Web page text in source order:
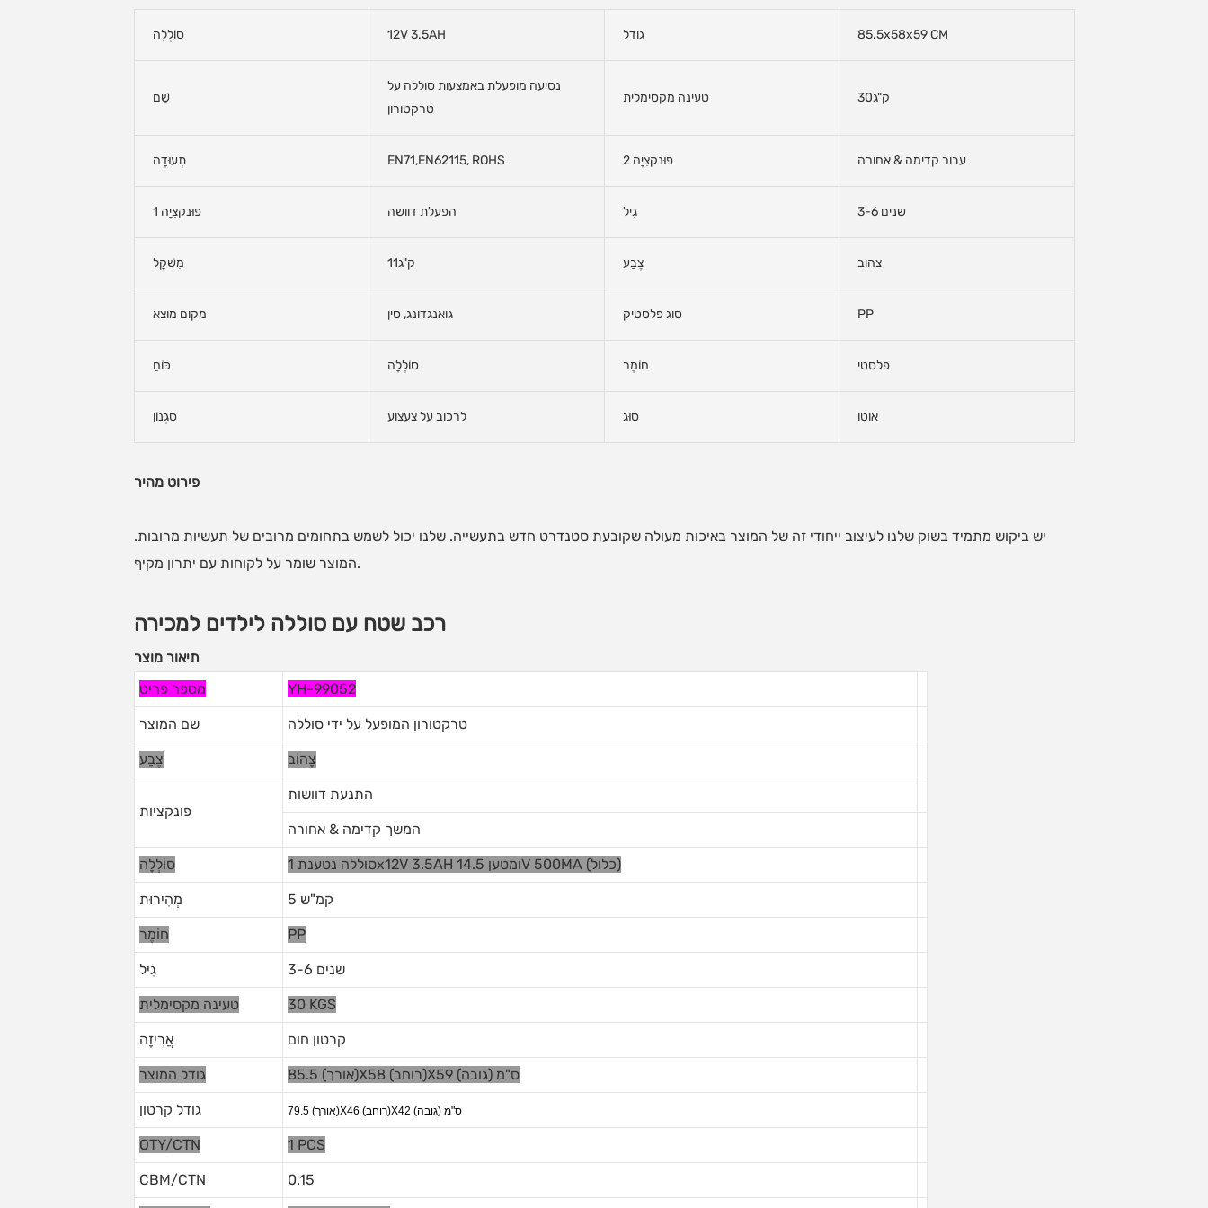
סוֹלְלָה 12V 3.5AH גודל 85.5x58x59 CM
שֵׁם
נסיעה מופעלת באמצעות סוללה על
טרקטורון
טעינה מקסימלית ק"ג30
תְעוּדָה EN71,EN62115, ROHS פוּנקצִיָה 2 עבור קדימה & אחורה
פוּנקצִיָה 1 הפעלת דוושה גִיל 3-6 שנים
מִשׁקָל ק"ג11 צֶבַע צהוב
מקום מוצא גואנגדונג, סין סוג פלסטיק PP
כּוֹחַ סוֹלְלָה חוֹמֶר פלסטי
סִגְנוֹן לרכוב על צעצוע סוּג אוטו
פירוט מהיר
יש ביקוש מתמיד בשוק שלנו לעיצוב ייחודי זה של המוצר באיכות מעולה שקובעת סטנדרט חדש בתעשייה. שלנו יכול לשמש בתחומים מרובים של תעשיות מרובות.
המוצר שומר על לקוחות עם יתרון מקיף.
רכב שטח עם סוללה לילדים למכירה
תיאור מוצר
מספר פריט
YH-99052
שם המוצר טרקטורון המופעל על ידי סוללה
צֶבַע צָהוֹב
פונקציות
התנעת דוושות
המשך קדימה & אחורה
סוֹלְלָה סוללה נטענת 1x12V 3.5AH ומטען 14.5V 500MA (כלול)
מְהִירוּת 5 קמ"ש
חוֹמֶר PP
גִיל 3-6 שנים
טעינה מקסימלית 30 KGS
אֲרִיזָה קרטון חום
גודל המוצר 85.5 (אורך)X58 (רוחב)X59 (גובה) ס"מ
גודל קרטון 79.5 (אורך)X46 (רוחב)X42 (גובה) ס"מ
QTY/CTN 1 PCS
CBM/CTN 0.15